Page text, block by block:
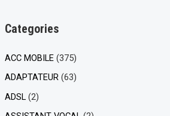
Categories
ACC MOBILE (375)
ADAPTATEUR (63)
ADSL (2)